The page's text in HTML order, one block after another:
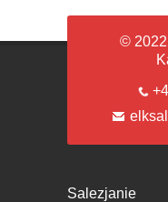
© 2022
Salezjanie